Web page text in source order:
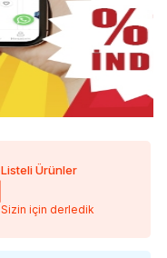
Listeli Ürünler
Sizin için derledik